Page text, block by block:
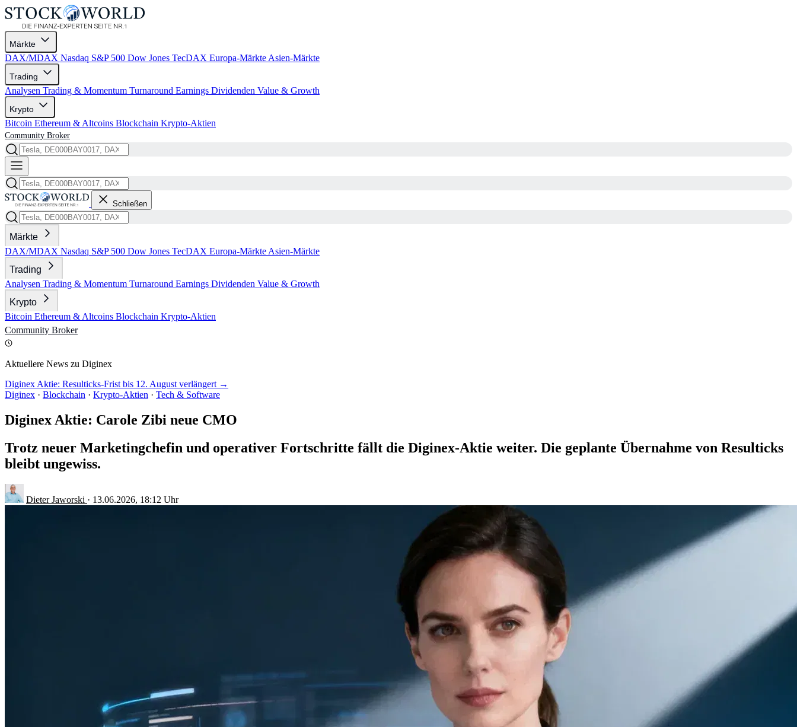
Märkte
DAX/MDAX Nasdaq S&P 500 Dow Jones TecDAX Europa-Märkte Asien-Märkte
Trading
Analysen Trading & Momentum Turnaround Earnings Dividenden Value & Growth
Krypto
Bitcoin Ethereum & Altcoins Blockchain Krypto-Aktien
Community Broker
Schließen
Märkte
DAX/MDAX Nasdaq S&P 500 Dow Jones TecDAX Europa-Märkte Asien-Märkte
Trading
Analysen Trading & Momentum Turnaround Earnings Dividenden Value & Growth
Krypto
Bitcoin Ethereum & Altcoins Blockchain Krypto-Aktien
Community Broker
Aktuellere News zu Diginex
Diginex Aktie: Resulticks-Frist bis 12. August verlängert →
Diginex · Blockchain · Krypto-Aktien · Tech & Software
Diginex Aktie: Carole Zibi neue CMO
Trotz neuer Marketingchefin und operativer Fortschritte fällt die Diginex-Aktie weiter. Die geplante Übernahme von Resulticks
bleibt ungewiss.
Dieter Jaworski · 13.06.2026, 18:12 Uhr